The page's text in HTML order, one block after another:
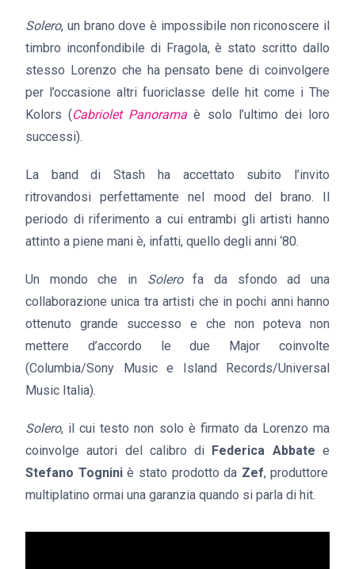
Solero, un brano dove è impossibile non riconoscere il
timbro inconfondibile di Fragola, è stato scritto dallo
stesso Lorenzo che ha pensato bene di coinvolgere
per l’occasione altri fuoriclasse delle hit come i The
Kolors (Cabriolet Panorama è solo l’ultimo dei loro
successi).
La band di Stash ha accettato subito l’invito
ritrovandosi perfettamente nel mood del brano. Il
periodo di riferimento a cui entrambi gli artisti hanno
attinto a piene mani è, infatti, quello degli anni ‘80.
Un mondo che in Solerofa da sfondo ad una
collaborazione unica tra artisti che in pochi anni hanno
ottenuto grande successo e che non poteva non
mettere d’accordo le due Major coinvolte
(Columbia/Sony Music e Island Records/Universal
Music Italia).
Solero, il cui testo non solo è firmato da Lorenzo ma
coinvolge autori del calibro di Federica Abbatee
Stefano Togniniè stato prodotto da Zef, produttore
multiplatino ormai una garanzia quando si parla di hit.